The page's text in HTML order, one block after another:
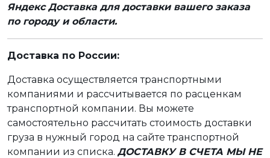
Яндекс Доставка для доставки вашего заказа
по городу и области.
Доставка по России:
Доставка осуществляется транспортными
компаниями и рассчитывается по расценкам
транспортной компании. Вы можете
самостоятельно рассчитать стоимость доставки
груза в нужный город на сайте транспортной
компании из списка. ДОСТАВКУ В СЧЕТА МЫ НЕ